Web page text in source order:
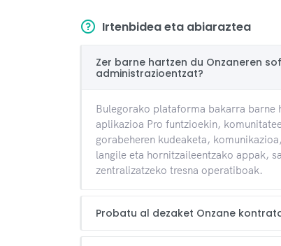
Irtenbidea eta abiaraztea
Zer barne hartzen du Onzaneren
administrazioentzat?
Bulegorako plataforma bakarra barne
aplikazioa Pro funtzioekin,
gorabeheren kudeaketa,
langile eta hornitzaileentzako appak,
zentralizatzeko tresna operatiboak.
Probatu al dezaket Onzane